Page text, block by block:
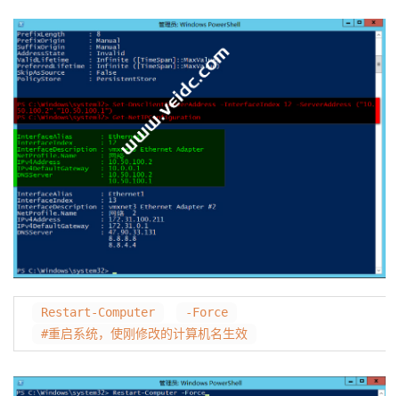
Restart-Computer
-Force
#重启系统，使刚修改的计算机名生效